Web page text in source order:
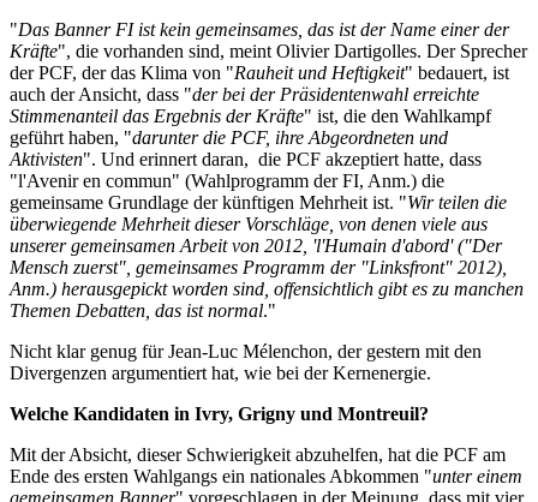
"Das Banner FI ist kein gemeinsames, das ist der Name einer der
Kräfte", die vorhanden sind, meint Olivier Dartigolles. Der Sprecher
der PCF, der das Klima von "Rauheit und Heftigkeit" bedauert, ist
auch der Ansicht, dass "der bei der Präsidentenwahl erreichte
Stimmenanteil das Ergebnis der Kräfte" ist, die den Wahlkampf
geführt haben, "darunter die PCF, ihre Abgeordneten und
Aktivisten". Und erinnert daran, die PCF akzeptiert hatte, dass
"l'Avenir en commun" (Wahlprogramm der FI, Anm.) die
gemeinsame Grundlage der künftigen Mehrheit ist. "Wir teilen die
überwiegende Mehrheit dieser Vorschläge, von denen viele aus
unserer gemeinsamen Arbeit von 2012, 'l'Humain d'abord' ("Der
Mensch zuerst", gemeinsames Programm der "Linksfront" 2012),
Anm.) herausgepickt worden sind, offensichtlich gibt es zu manchen
Themen Debatten, das ist normal."
Nicht klar genug für Jean-Luc Mélenchon, der gestern mit den
Divergenzen argumentiert hat, wie bei der Kernenergie.
Welche Kandidaten in Ivry, Grigny und Montreuil?
Mit der Absicht, dieser Schwierigkeit abzuhelfen, hat die PCF am
Ende des ersten Wahlgangs ein nationales Abkommen "unter einem
gemeinsamen Banner" vorgeschlagen in der Meinung, dass mit vier